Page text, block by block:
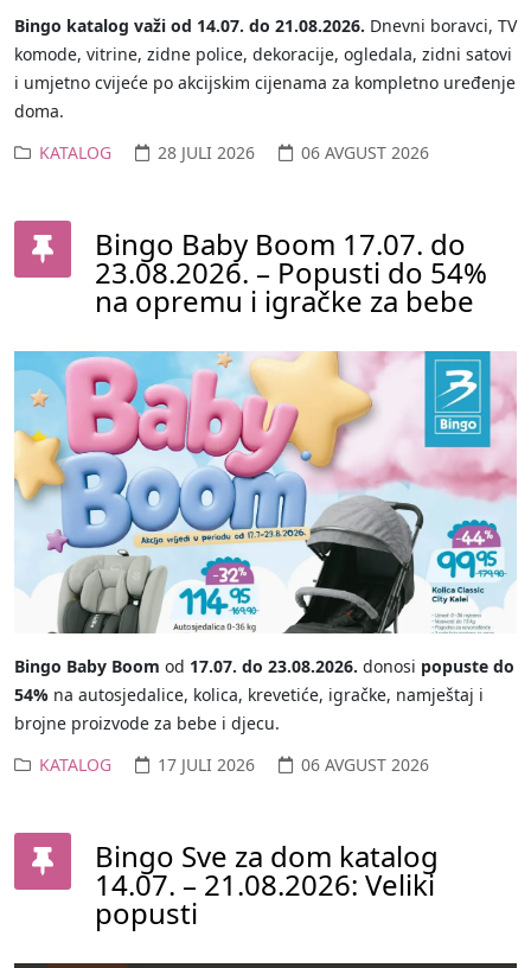
Bingo katalog važi od 14.07. do 21.08.2026. Dnevni boravci, TV
komode, vitrine, zidne police, dekoracije, ogledala, zidni satovi
i umjetno cvijeće po akcijskim cijenama za kompletno uređenje
doma.
KATALOG
28 JULI 2026 06 AVGUST 2026
Bingo Baby Boom 17.07. do
23.08.2026. – Popusti do 54%
na opremu i igračke za bebe
Bingo Baby Boom od 17.07. do 23.08.2026. donosi popuste do
54% na autosjedalice, kolica, krevetiće, igračke, namještaj i
brojne proizvode za bebe i djecu.
KATALOG
17 JULI 2026 06 AVGUST 2026
Bingo Sve za dom katalog
14.07. – 21.08.2026: Veliki
popusti